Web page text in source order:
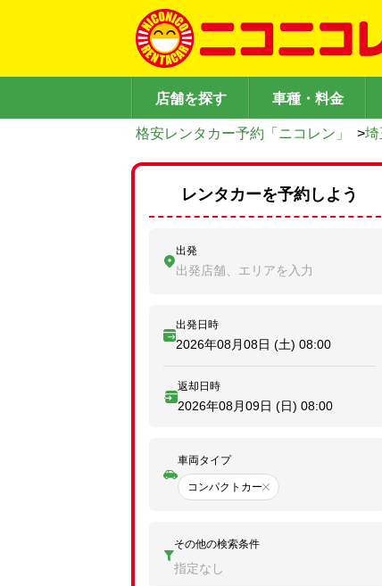
店舗を探す 車種・料金
格安レンタカー予約「ニコレン」 >埼
レンタカーを予約しよう
出発
出発店舗、エリアを入力
出発日時
2026年08月08日 (土) 08:00
返却日時
2026年08月09日 (日) 08:00
車両タイプ
コンパクトカー
その他の検索条件
指定なし